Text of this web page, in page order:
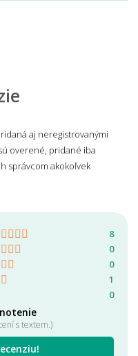
aj neregistrovanými
overené, pridané iba
správcom akokoľvek
s textem.)
8
0
0
1
0